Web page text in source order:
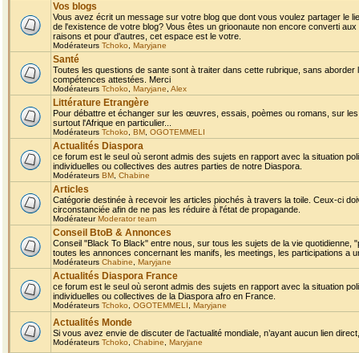
Vos blogs
Vous avez écrit un message sur votre blog que dont vous voulez partager le
de l'existence de votre blog? Vous êtes un grioonaute non encore converti
raisons et pour d'autres, cet espace est le votre.
Modérateurs Tchoko Maryjane
Santé
Toutes les questions de sante sont à traiter dans cette rubrique, sans
compétences attestées. Merci
Modérateurs Tchoko Maryjane Alex
Littérature Etrangère
Pour débattre et échanger sur les œuvres, essais, poèmes ou romans, sur
surtout l'Afrique en particulier...
Modérateurs Tchoko BM OGOTEMMELI
Actualités Diaspora
ce forum est le seul où seront admis des sujets en rapport avec la situation
individuelles ou collectives des autres parties de notre Diaspora.
Modérateurs BM Chabine
Articles
Catégorie destinée à recevoir les articles piochés à travers la toile. Ceux-ci
circonstanciée afin de ne pas les réduire à l'état de propagande.
ModérateurModerator team
Conseil BtoB & Annonces
Conseil "Black To Black" entre nous, sur tous les sujets de la vie
toutes les annonces concernant les manifs, les meetings, les participations a
Modérateurs Chabine Maryjane
Actualités Diaspora France
ce forum est le seul où seront admis des sujets en rapport avec la situation
individuelles ou collectives de la Diaspora afro en France.
Modérateurs Tchoko OGOTEMMELI Maryjane
Actualités Monde
Si vous avez envie de discuter de l’actualité mondiale, n’ayant aucun lien
Modérateurs Tchoko Chabine Maryjane